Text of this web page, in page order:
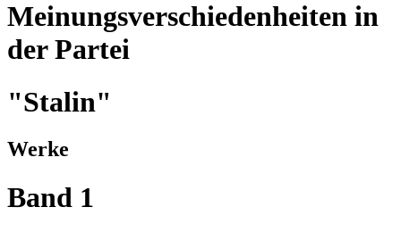
Meinungsverschiedenheiten in
der Partei
"Stalin"
Werke
Band 1